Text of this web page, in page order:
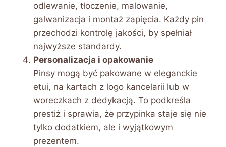
odlewanie, tłoczenie, malowanie,
galwanizacja i montaż zapięcia. Każdy pin
przechodzi kontrolę jakości, by spełniał
najwyższe standardy.
Personalizacja i opakowanie
Pinsy mogą być pakowane w eleganckie
etui, na kartach z logo kancelarii lub w
woreczkach z dedykacją. To podkreśla
prestiż i sprawia, że przypinka staje się nie
tylko dodatkiem, ale i wyjątkowym
prezentem.